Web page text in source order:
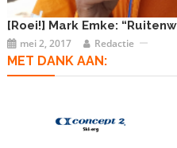
[Roei!] Mark Emke:
mei 2, 2017 Redactie
MET DANK AAN: